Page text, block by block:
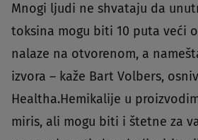
Mnogi ljudi ne shvataju da
toksina mogu biti 10 puta veći
nalaze na otvorenom, a
izvora – kaže Bart Volbers,
Healtha.Hemikalije u
miris, ali mogu biti i štetne za